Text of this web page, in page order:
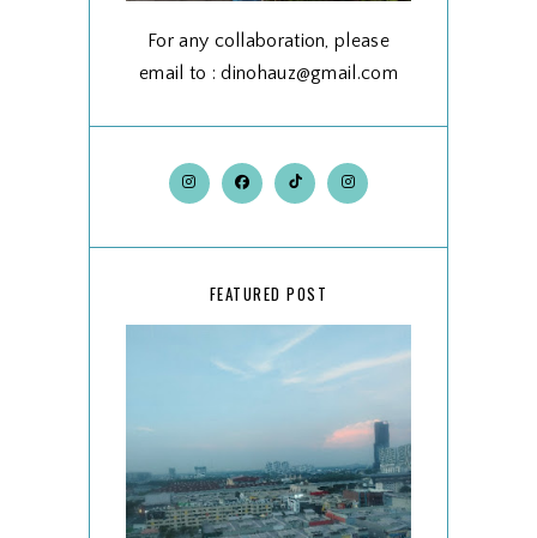
For any collaboration, please
email to : dinohauz@gmail.com
FEATURED POST